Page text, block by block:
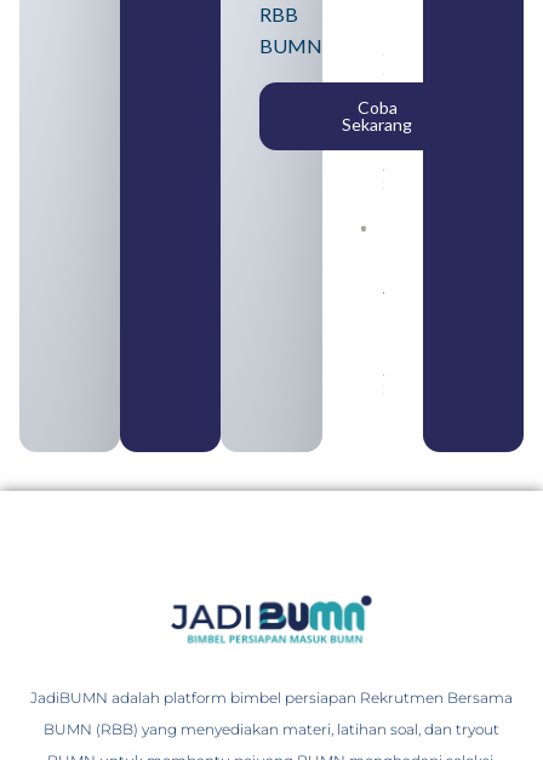
RBB
BUMN
Coba
Sekarang
SMA
Syarat,
Posisi,
dan
Cara
Daftar
August 5,
yang
August 4,
JadiBUMN adalah platform bimbel persiapan Rekrutmen Bersama
BUMN (RBB) yang menyediakan materi, latihan soal, dan tryout